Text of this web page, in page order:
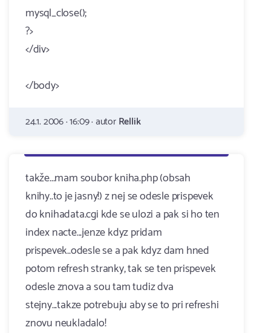
mysql_close();
?>
</div>
</body>
24.1. 2006 · 16:09 · autorRellik
takže...mam soubor kniha.php (obsah
knihy..to je jasny!) z nej se odesle prispevek
do knihadata.cgi kde se ulozi a pak si ho ten
index nacte...jenze kdyz pridam
prispevek..odesle se a pak kdyz dam hned
potom refresh stranky, tak se ten prispevek
odesle znova a sou tam tudiz dva
stejny...takze potrebuju aby se to pri refreshi
znovu neukladalo!